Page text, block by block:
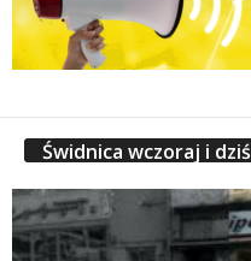
Świdnica wczoraj i dziś